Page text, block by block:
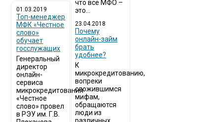
01.03.2019
Топ-менеджер
МФК «Честное
слово»
обучает
госслужащих
Генеральный
директор
онлайн-
сервиса
микрокредитования
«Честное
слово» провел
в РЭУ им. Г.В.
что все МФО –
это...
23.04.2018
Почему
онлайн-займ
брать
удобнее?
К
микрокредитованию,
вопреки
сложившимся
мифам,
обращаются
люди из